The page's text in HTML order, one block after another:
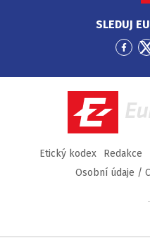
SLEDUJ
Etický kodex Redakce
Osobní údaje /